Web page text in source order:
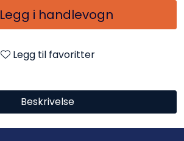
Legg i handlevogn
Legg til favoritter
Beskrivelse